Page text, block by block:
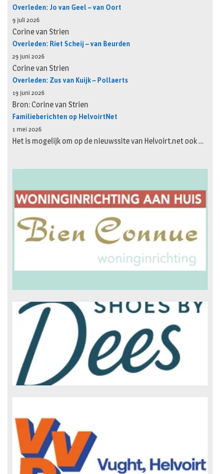
Overleden: Jo van Geel – van Oort
9 juli 2026
Corine van Strien
Overleden: Riet Scheij – van Beurden
29 juni 2026
Corine van Strien
Overleden: Zus van Kuijk – Pollaerts
19 juni 2026
Bron: Corine van Strien
Familieberichten op HelvoirtNet
1 mei 2026
Het is mogelijk om op de nieuwssite van Helvoirt.net ook …